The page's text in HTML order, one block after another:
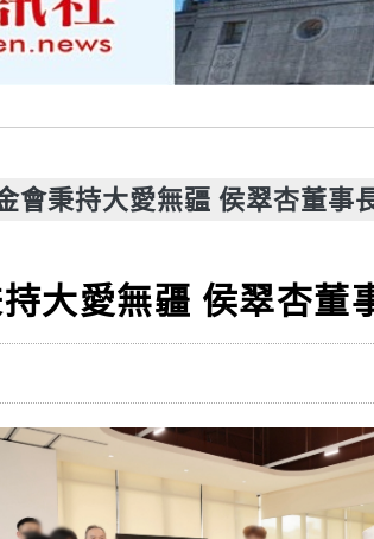
會秉持大愛無疆 侯翠杏董事
大愛無疆 侯翠杏董